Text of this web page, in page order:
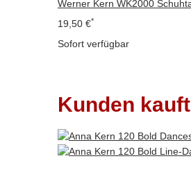
Werner Kern WK2000
19,50 €*
Sofort verfügbar
Kunden